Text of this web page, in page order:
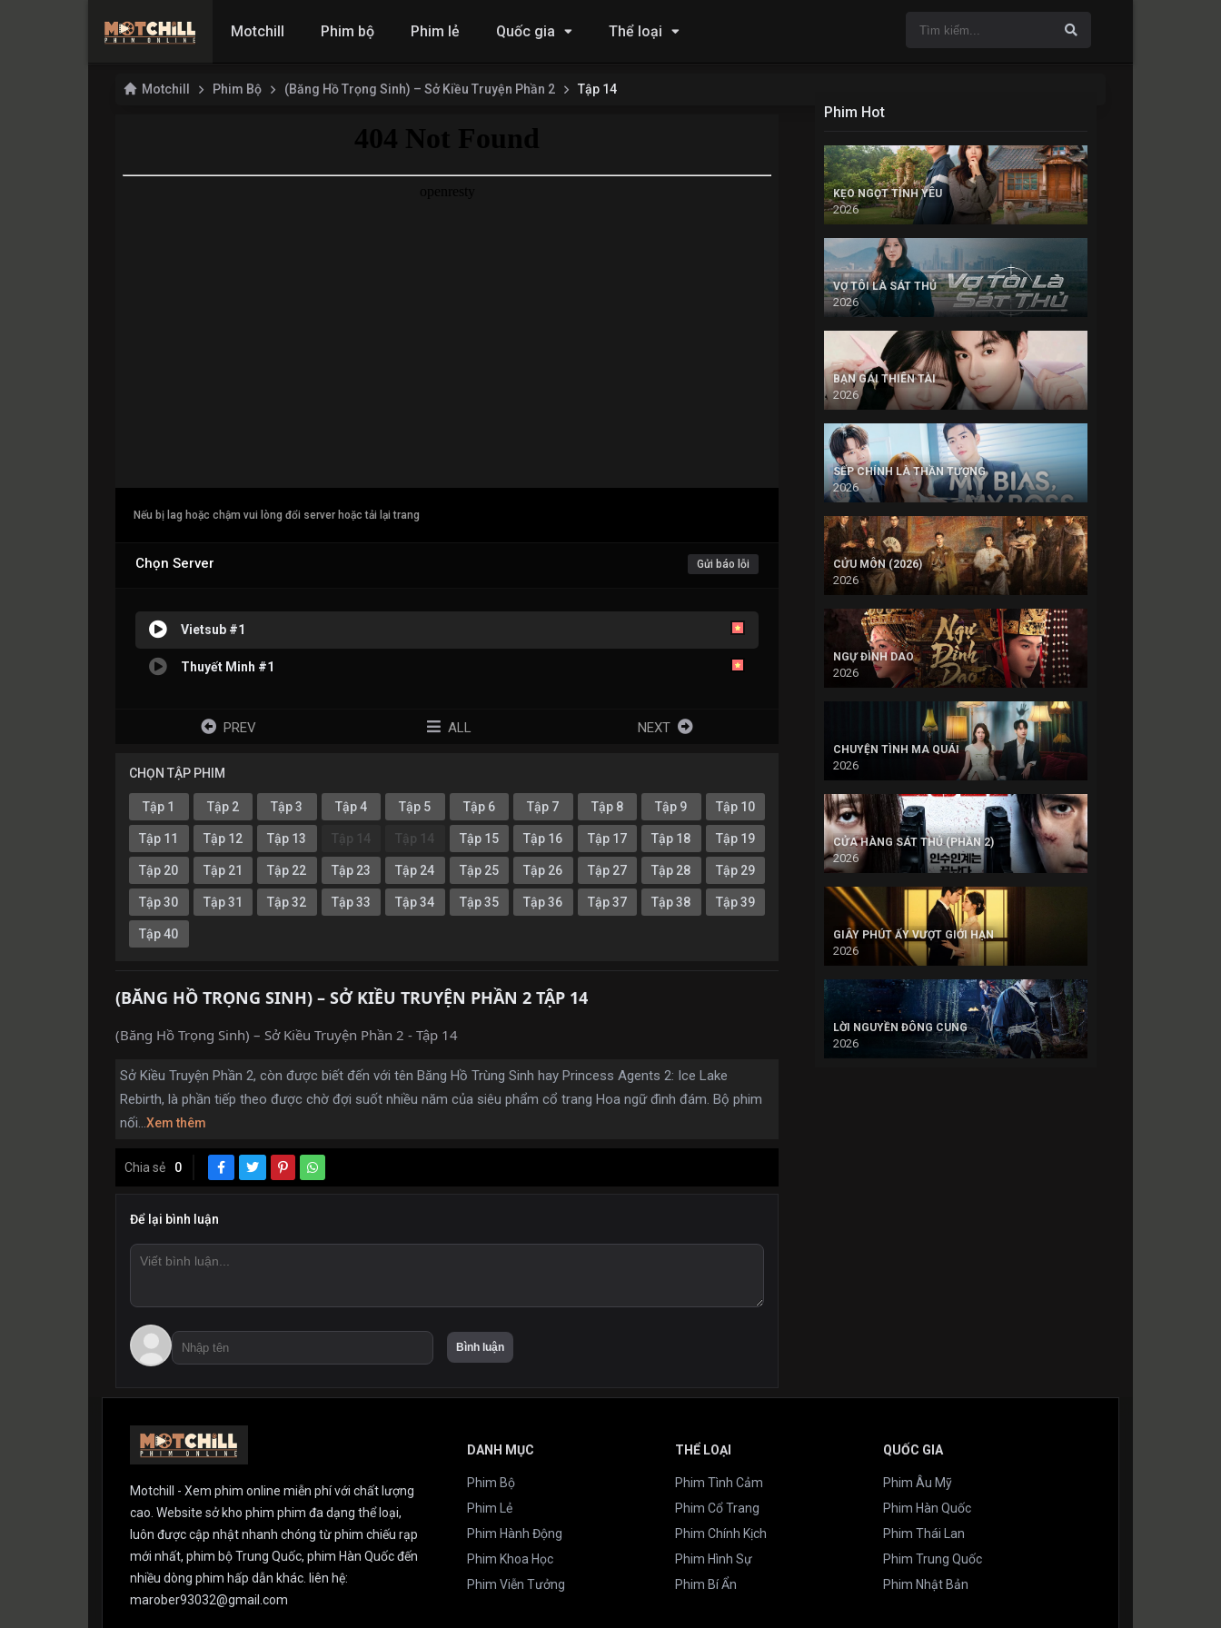
Motchill Phim bộ Phim lẻ Quốc gia Thể loại
Motchill Phim Bộ (Băng Hồ Trọng Sinh) – Sở Kiều Truyện Phần 2 Tập 14
Nếu bị lag hoặc chậm vui lòng đổi server hoặc tải lại trang
Chọn Server Gửi báo lỗi
Vietsub #1
Thuyết Minh #1
PREV ALL NEXT
CHỌN TẬP PHIM
Tập 1 Tập 2 Tập 3 Tập 4 Tập 5 Tập 6 Tập 7 Tập 8 Tập 9 Tập 10
Tập 11 Tập 12 Tập 13 Tập 14 Tập 14 Tập 15 Tập 16 Tập 17 Tập 18 Tập 19
Tập 20 Tập 21 Tập 22 Tập 23 Tập 24 Tập 25 Tập 26 Tập 27 Tập 28 Tập 29
Tập 30 Tập 31 Tập 32 Tập 33 Tập 34 Tập 35 Tập 36 Tập 37 Tập 38 Tập 39
Tập 40
(BĂNG HỒ TRỌNG SINH) – SỞ KIỀU TRUYỆN PHẦN 2 TẬP 14
(Băng Hồ Trọng Sinh) – Sở Kiều Truyện Phần 2 - Tập 14
Sở Kiều Truyện Phần 2, còn được biết đến với tên Băng Hồ Trùng Sinh hay Princess Agents 2: Ice Lake
Rebirth, là phần tiếp theo được chờ đợi suốt nhiều năm của siêu phẩm cổ trang Hoa ngữ đình đám. Bộ phim
nối...Xem thêm
Chia sẻ 0
Để lại bình luận
Phim Hot
KẸO NGỌT TÌNH YÊU
2026
VỢ TÔI LÀ SÁT THỦ
2026
BẠN GÁI THIÊN TÀI
2026
SẾP CHÍNH LÀ THẦN TƯỢNG
2026
CỬU MÔN (2026)
2026
NGỰ ĐÌNH DAO
2026
CHUYỆN TÌNH MA QUÁI
2026
CỬA HÀNG SÁT THỦ (PHẦN 2)
2026
GIÂY PHÚT ẤY VƯỢT GIỚI HẠN
2026
LỜI NGUYỀN ĐÔNG CUNG
2026
Motchill - Xem phim online miễn phí với chất lượng
cao. Website sở kho phim phim đa dạng thể loại,
luôn được cập nhật nhanh chóng từ phim chiếu rạp
mới nhất, phim bộ Trung Quốc, phim Hàn Quốc đến
nhiều dòng phim hấp dẫn khác. liên hệ:
marober93032@gmail.com
DANH MỤC
Phim Bộ
Phim Lẻ
Phim Hành Động
Phim Khoa Học
Phim Viễn Tưởng
THỂ LOẠI
Phim Tình Cảm
Phim Cổ Trang
Phim Chính Kịch
Phim Hình Sự
Phim Bí Ẩn
QUỐC GIA
Phim Âu Mỹ
Phim Hàn Quốc
Phim Thái Lan
Phim Trung Quốc
Phim Nhật Bản